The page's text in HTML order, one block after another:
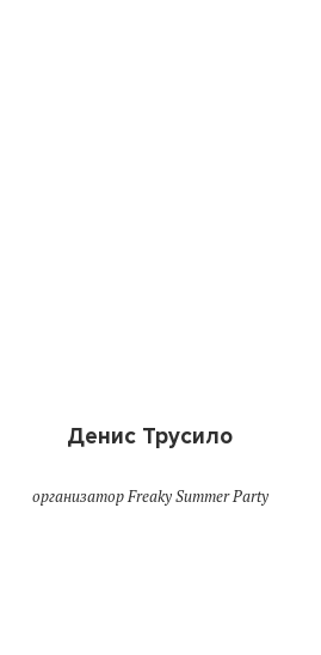
Денис Трусило
организатор Freaky Summer Party